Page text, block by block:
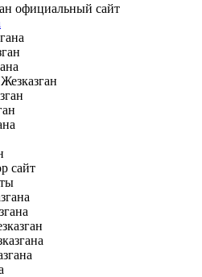
официальный сайт
сайт